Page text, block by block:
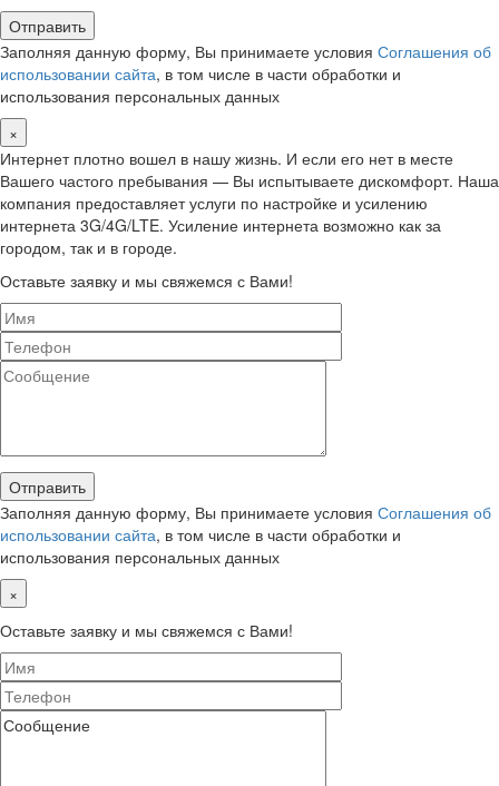
Заполняя данную форму, Вы принимаете условия Соглашения об
использовании сайта, в том числе в части обработки и
использования персональных данных
×
Интернет плотно вошел в нашу жизнь. И если его нет в месте
Вашего частого пребывания — Вы испытываете дискомфорт. Наша
компания предоставляет услуги по настройке и усилению
интернета 3G/4G/LTE. Усиление интернета возможно как за
городом, так и в городе.
Оставьте заявку и мы свяжемся с Вами!
Заполняя данную форму, Вы принимаете условия Соглашения об
использовании сайта, в том числе в части обработки и
использования персональных данных
×
Оставьте заявку и мы свяжемся с Вами!